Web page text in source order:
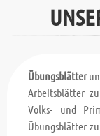
Übungsblätter
Arbeitsblätter
Volks- und
Übungsblätter